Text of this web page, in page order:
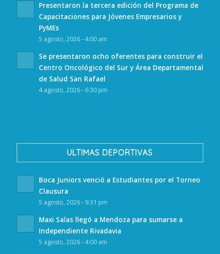
Presentaron la tercera edición del Programa de
Capacitaciones para Jóvenes Empresarios y
PyMEs
5 agosto, 2026 - 4:00 am
Se presentaron ocho oferentes para construir el
Centro Oncológico del Sur y Área Departamental
de Salud San Rafael
4 agosto, 2026 - 6:30 pm
ULTIMAS DEPORTIVAS
Boca Juniors venció a Estudiantes por el Torneo
Clausura
5 agosto, 2026 - 9:31 pm
Maxi Salas llegó a Mendoza para sumarse a
Independiente Rivadavia
5 agosto, 2026 - 4:00 am